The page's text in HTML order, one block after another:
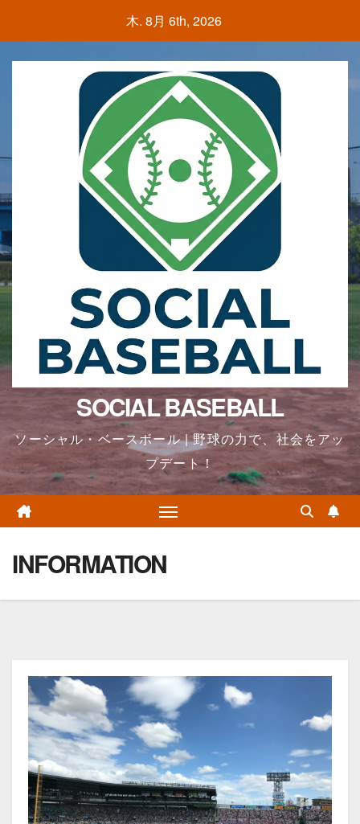
content
木. 8月 6th, 2026
SOCIAL BASEBALL
ソーシャル・ベースボール | 野球の力で、社会をアッ
プデート！
INFORMATION